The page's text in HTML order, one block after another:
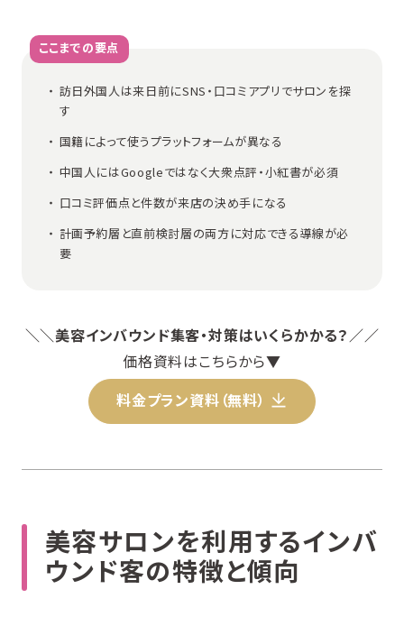
ここまでの要点
訪日外国人は来日前にSNS・口コミアプリでサロンを探
す
国籍によって使うプラットフォームが異なる
中国人にはGoogleではなく大衆点評・小紅書が必須
口コミ評価点と件数が来店の決め手になる
計画予約層と直前検討層の両方に対応できる導線が必
要
＼＼美容インバウンド集客・対策はいくらかかる？／／
価格資料はこちらから▼
料金プラン資料（無料）
美容サロンを利用するインバ
ウンド客の特徴と傾向